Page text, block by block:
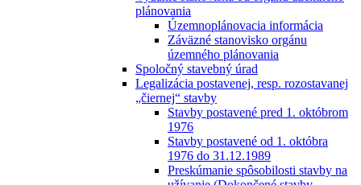
plánovania
Územnoplánovacia informácia
Záväzné stanovisko orgánu
územného plánovania
Spoločný stavebný úrad
Legalizácia postavenej, resp. rozostavanej
„čiernej“ stavby
Stavby postavené pred 1. októbrom
1976
Stavby postavené od 1. októbra
1976 do 31.12.1989
Preskúmanie spôsobilosti stavby na